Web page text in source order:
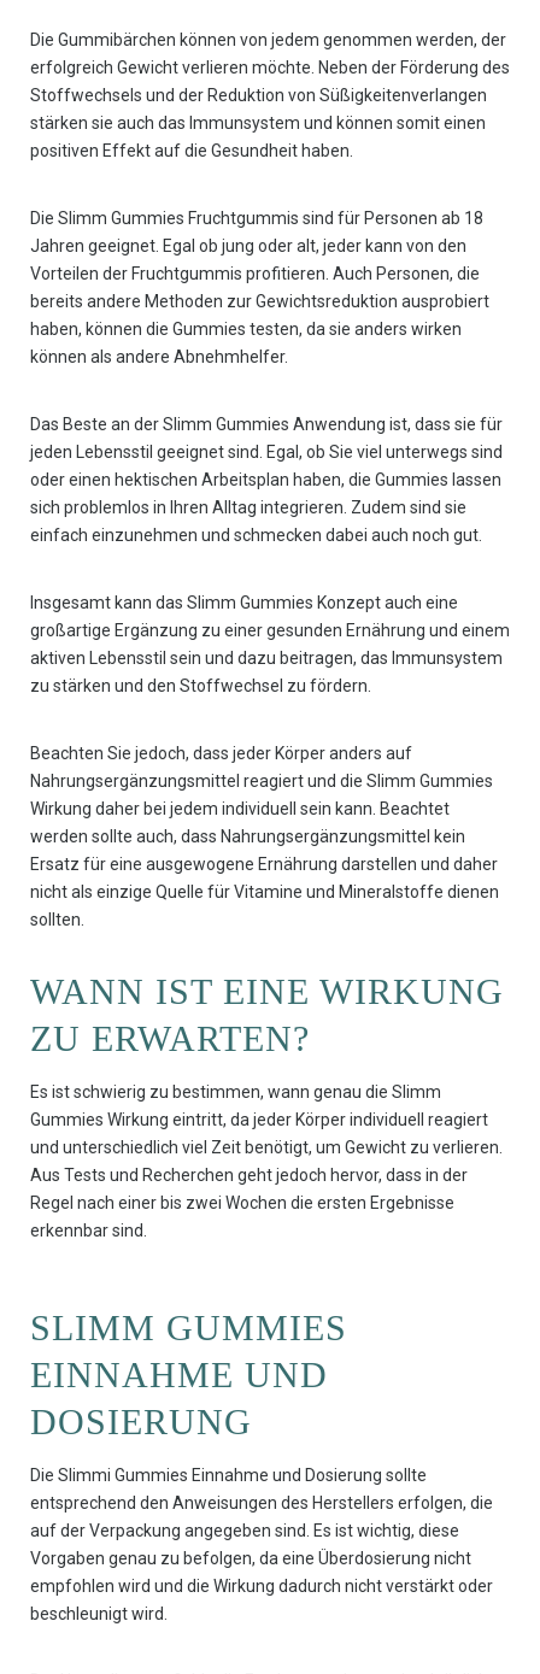
Die Gummibärchen können von jedem genommen werden, der
erfolgreich Gewicht verlieren möchte. Neben der Förderung des
Stoffwechsels und der Reduktion von Süßigkeitenverlangen
stärken sie auch das Immunsystem und können somit einen
positiven Effekt auf die Gesundheit haben.
Die Slimm Gummies Fruchtgummis sind für Personen ab 18
Jahren geeignet. Egal ob jung oder alt, jeder kann von den
Vorteilen der Fruchtgummis profitieren. Auch Personen, die
bereits andere Methoden zur Gewichtsreduktion ausprobiert
haben, können die Gummies testen, da sie anders wirken
können als andere Abnehmhelfer.
Das Beste an der Slimm Gummies Anwendung ist, dass sie für
jeden Lebensstil geeignet sind. Egal, ob Sie viel unterwegs sind
oder einen hektischen Arbeitsplan haben, die Gummies lassen
sich problemlos in Ihren Alltag integrieren. Zudem sind sie
einfach einzunehmen und schmecken dabei auch noch gut.
Insgesamt kann das Slimm Gummies Konzept auch eine
großartige Ergänzung zu einer gesunden Ernährung und einem
aktiven Lebensstil sein und dazu beitragen, das Immunsystem
zu stärken und den Stoffwechsel zu fördern.
Beachten Sie jedoch, dass jeder Körper anders auf
Nahrungsergänzungsmittel reagiert und die Slimm Gummies
Wirkung daher bei jedem individuell sein kann. Beachtet
werden sollte auch, dass Nahrungsergänzungsmittel kein
Ersatz für eine ausgewogene Ernährung darstellen und daher
nicht als einzige Quelle für Vitamine und Mineralstoffe dienen
sollten.
WANN IST EINE WIRKUNG
ZU ERWARTEN?
Es ist schwierig zu bestimmen, wann genau die Slimm
Gummies Wirkung eintritt, da jeder Körper individuell reagiert
und unterschiedlich viel Zeit benötigt, um Gewicht zu verlieren.
Aus Tests und Recherchen geht jedoch hervor, dass in der
Regel nach einer bis zwei Wochen die ersten Ergebnisse
erkennbar sind.
SLIMM GUMMIES
EINNAHME UND
DOSIERUNG
Die Slimmi Gummies Einnahme und Dosierung sollte
entsprechend den Anweisungen des Herstellers erfolgen, die
auf der Verpackung angegeben sind. Es ist wichtig, diese
Vorgaben genau zu befolgen, da eine Überdosierung nicht
empfohlen wird und die Wirkung dadurch nicht verstärkt oder
beschleunigt wird.